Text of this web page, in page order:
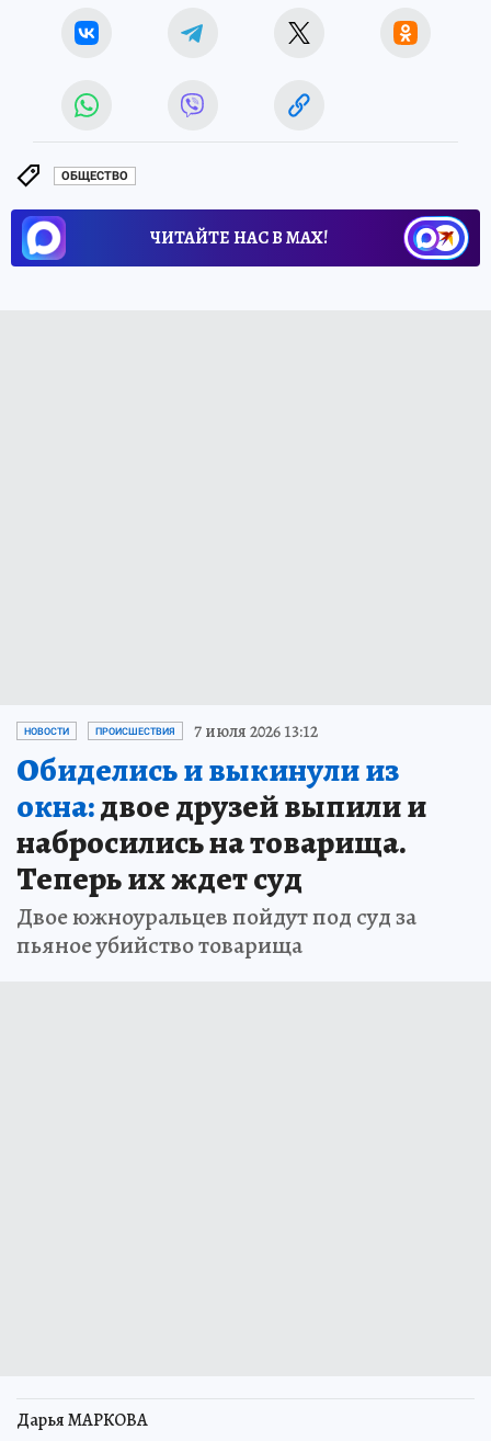
ОБЩЕСТВО
ЧИТАЙТЕ НАС В МАХ!
НОВОСТИ ПРОИСШЕСТВИЯ 7 июля 2026 13:12
Обиделись и выкинули из
окна:двое друзей выпили и
набросились на товарища.
Теперь их ждет суд
Двое южноуральцев пойдут под суд за
пьяное убийство товарища
Дарья МАРКОВА